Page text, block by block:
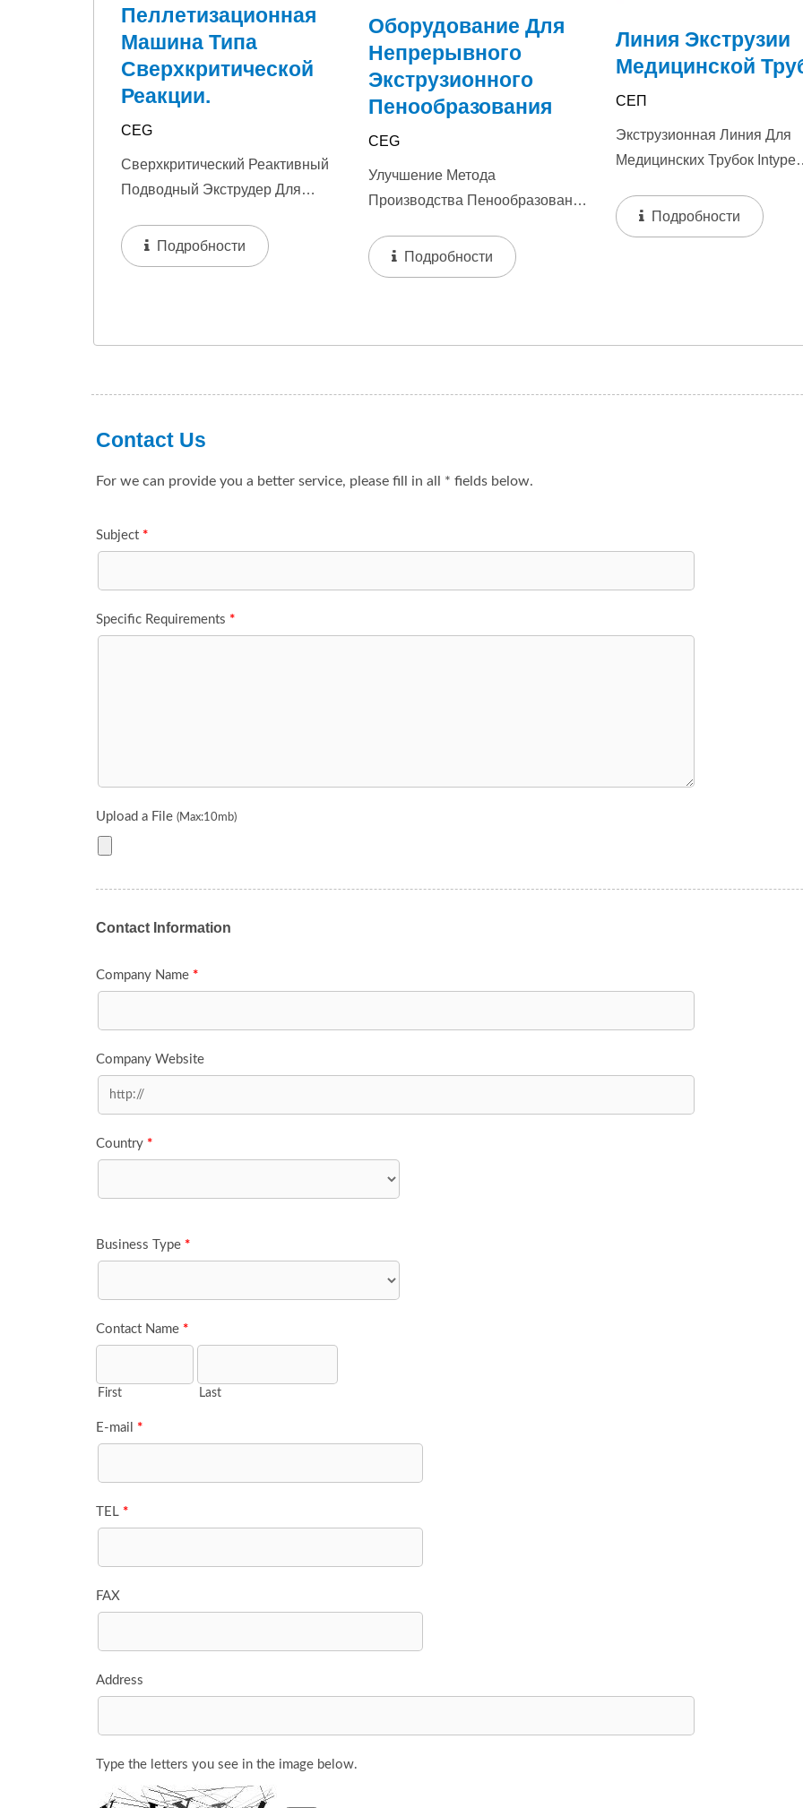
Пеллетизационная
Машина Типа
Сверхкритической
Реакции.
CEG
Сверхкритический Реактивный
Подводный Экструдер Для
Пеллетизации Различных
Пластиков Или...
Подробности
Оборудование Для
Непрерывного
Экструзионного
Пенообразования
CEG
Улучшение Метода
Производства Пенообразования
Пенообразование Заменяет
Пакетное Пенообразование
Подробности
Линия Экструзии
Медицинской
СЕП
Экструзионная Линия Для
Медицинских Трубок Intype
Решением,
Производства...
Подробности